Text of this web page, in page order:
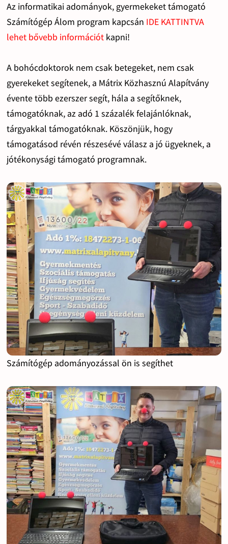
Az informatikai adományok, gyermekeket támogató
Számítógép Álom program kapcsán IDE KATTINTVA
lehet bővebb információtkapni!
A bohócdoktorok nem csak betegeket, nem csak
gyerekeket segítenek, a Mátrix Közhasznú Alapítvány
évente több ezerszer segít, hála a segítőknek,
támogatóknak, az adó 1 százalék felajánlóknak,
tárgyakkal támogatóknak. Köszönjük, hogy
támogatásod révén részesévé válasz a jó ügyeknek, a
jótékonysági támogató programnak.
Számítógép adományozással ön is segíthet